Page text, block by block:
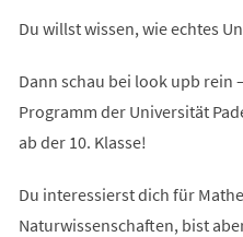
Du willst wissen, wie echtes
Dann schau bei look upb rein
Programm der Universität
ab der 10. Klasse!
Du interessierst dich für
Naturwissenschaften, bist